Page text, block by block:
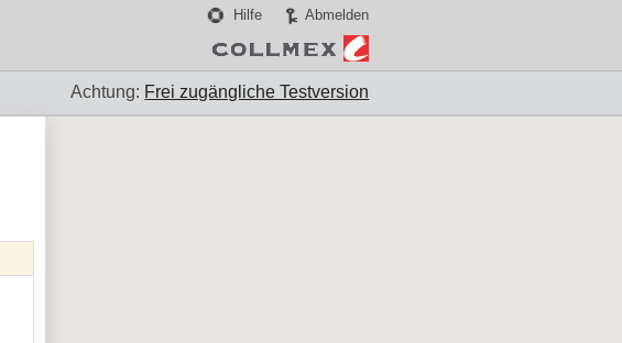
Hilfe Abmelden
Achtung: Frei zugängliche Testversion